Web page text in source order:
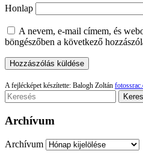
Honlap
A nevem, e-mail címem, és
böngészőben a következő
A fejlécképet készítette: Balogh Zoltán
Archívum
Archívum